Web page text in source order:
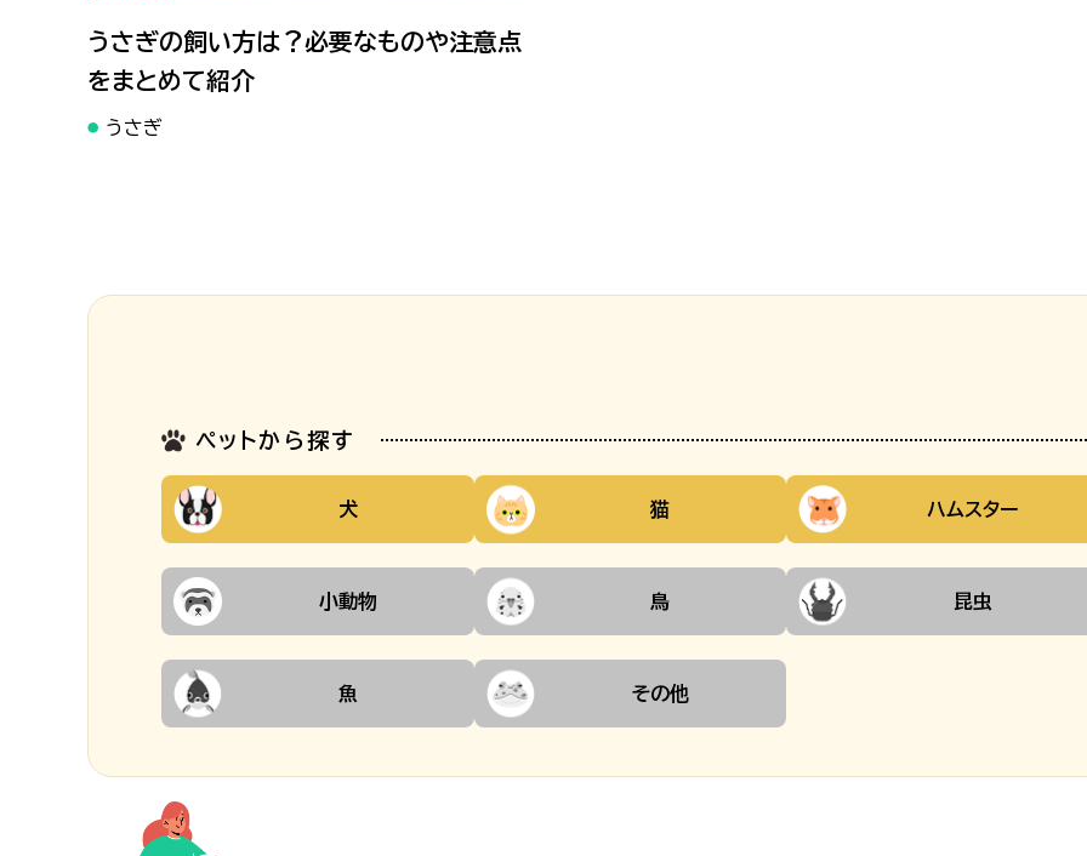
うさぎの飼い方は？必要なものや注意点
をまとめて紹介
うさぎ
ペットから探す
犬 猫 ハムスター
小動物 鳥 昆虫
魚 その他